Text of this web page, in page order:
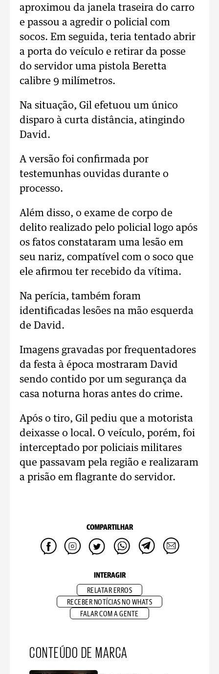
aproximou da janela traseira do carro
e passou a agredir o policial com
socos. Em seguida, teria tentado abrir
a porta do veículo e retirar da posse
do servidor uma pistola Beretta
calibre 9 milímetros.
Na situação, Gil efetuou um único
disparo à curta distância, atingindo
David.
A versão foi confirmada por
testemunhas ouvidas durante o
processo.
Além disso, o exame de corpo de
delito realizado pelo policial logo após
os fatos constataram uma lesão em
seu nariz, compatível com o soco que
ele afirmou ter recebido da vítima.
Na perícia, também foram
identificadas lesões na mão esquerda
de David.
Imagens gravadas por frequentadores
da festa à época mostraram David
sendo contido por um segurança da
casa noturna horas antes do crime.
Após o tiro, Gil pediu que a motorista
deixasse o local. O veículo, porém, foi
interceptado por policiais militares
que passavam pela região e realizaram
a prisão em flagrante do servidor.
COMPARTILHAR
INTERAGIR
RELATAR ERROS
RECEBER NOTÍCIAS NO WHATS
FALAR COM A GENTE
CONTEÚDO DE MARCA